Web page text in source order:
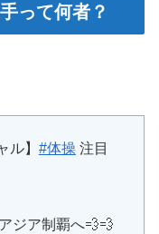
って何者？
ル】 #体操注目
ジア制覇へ💨💨